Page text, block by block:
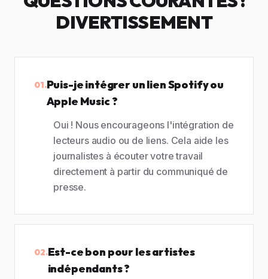
DIVERTISSEMENT
01.Puis-je intégrer un lien Spotify ou
Apple Music ?
Oui ! Nous encourageons l'intégration de
lecteurs audio ou de liens. Cela aide les
journalistes à écouter votre travail
directement à partir du communiqué de
presse.
02.Est-ce bon pour les artistes
indépendants ?